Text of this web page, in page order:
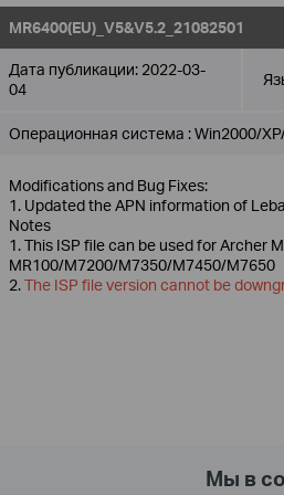
MR6400(EU)_V5&V5.2_21082501
Дата публикации: 2022-03-
04
Операционная система : Win2000/
Modifications and Bug Fixes:
1. Updated the APN information of
Notes
1. This ISP file can be used for Archer
MR100/M7200/M7350/M7450/M7650
2.The ISP file version cannot be
Мы в